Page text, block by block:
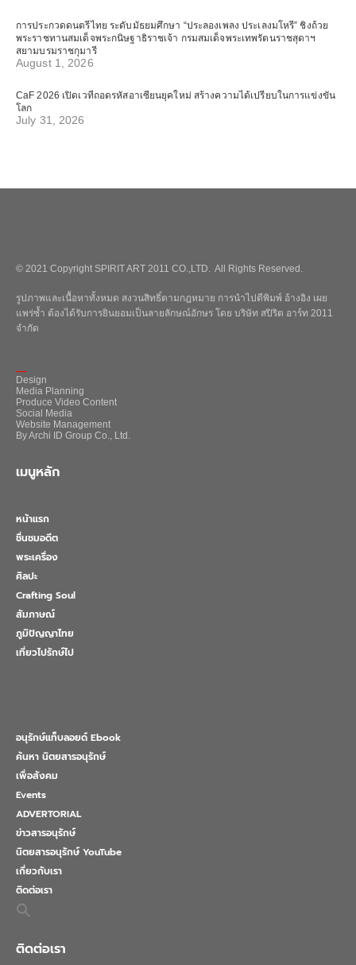
การประกวดดนตรีไทย ระดับมัธยมศึกษา “ประลองเพลง ประเลงมโหรี” ชิงถ้วย
พระราชทานสมเด็จพระกนิษฐาธิราชเจ้า กรมสมเด็จพระเทพรัตนราชสุดาฯ
สยามบรมราชกุมารี
August 1, 2026
CaF 2026 เปิดเวทีถอดรหัสอาเซียนยุคใหม่ สร้างความได้เปรียบในการแข่งขัน
โลก
July 31, 2026
© 2021 Copyright SPIRIT ART 2011 CO.,LTD. All Rights Reserved.
รูปภาพและเนื้อหาทั้งหมด สงวนสิทธิ์ตามกฎหมาย การนำไปตีพิมพ์ อ้างอิง เผย
แพร่ซ้ำ ต้องได้รับการยินยอมเป็นลายลักษณ์อักษร โดย บริษัท สปิริต อาร์ท 2011
จำกัด
Design
Media Planning
Produce Video Content
Social Media
Website Management
By Archi ID Group Co., Ltd.
เมนูหลัก
หน้าแรก
ชื่นชมอดีต
พระเครื่อง
ศิลปะ
Crafting Soul
สัมภาษณ์
ภูมิปัญญาไทย
เที่ยวไปรักษ์ไป
อนุรักษ์แท็บลอยด์ Ebook
ค้นหา นิตยสารอนุรักษ์
เพื่อสังคม
Events
ADVERTORIAL
ข่าวสารอนุรักษ์
นิตยสารอนุรักษ์ YouTube
เกี่ยวกับเรา
ติดต่อเรา
Search
for:
ติดต่อเรา